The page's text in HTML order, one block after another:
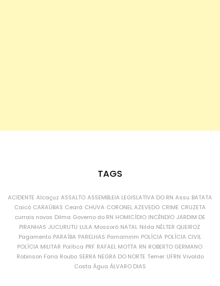
TAGS
ACIDENTE Alcaçuz ASSALTO ASSEMBLEIA LEGISLATIVA DO RN Assu BATATA
Caicó CARAÚBAS Ceará CHUVA CORONEL AZEVEDO CRIME CRUZETA
currais novos Dilma Governo do RN HOMICÍDIO INCÊNDIO JARDIM DE
PIRANHAS JUCURUTU LULA Mossoró NATAL Nilda NÉLTER QUEIROZ
Pagamento PARAÍBA PARELHAS Parnamirim POLÍCIA POLÍCIA CIVIL
POLÍCIA MILITAR Política PRF RAFAEL MOTTA RN ROBERTO GERMANO
Robinson Faria Roubo SERRA NEGRA DO NORTE Temer UFRN Vivaldo
Costa Água ÁLVARO DIAS